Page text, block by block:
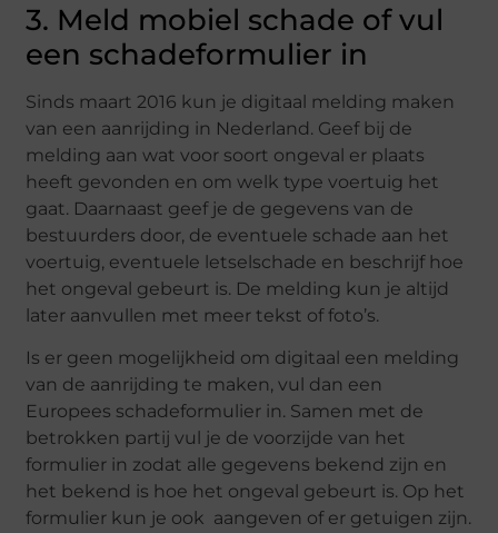
3. Meld mobiel schade of vul
een schadeformulier in
Sinds maart 2016 kun je digitaal melding maken
van een aanrijding in Nederland. Geef bij de
melding aan wat voor soort ongeval er plaats
heeft gevonden en om welk type voertuig het
gaat. Daarnaast geef je de gegevens van de
bestuurders door, de eventuele schade aan het
voertuig, eventuele letselschade en beschrijf hoe
het ongeval gebeurt is. De melding kun je altijd
later aanvullen met meer tekst of foto’s.
Is er geen mogelijkheid om digitaal een melding
van de aanrijding te maken, vul dan een
Europees schadeformulier in. Samen met de
betrokken partij vul je de voorzijde van het
formulier in zodat alle gegevens bekend zijn en
het bekend is hoe het ongeval gebeurt is. Op het
formulier kun je ook aangeven of er getuigen zijn.